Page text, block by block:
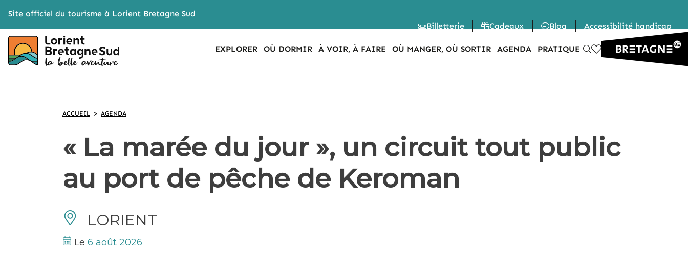
Site officiel du tourisme à Lorient Bretagne Sud
Billetterie
Cadeaux Blog Accessibilité handicap
EXPLORER OÙ DORMIR À VOIR, À FAIRE OÙ MANGER, OÙ SORTIR AGENDA PRATIQUE
ACCUEIL > AGENDA
« La marée du jour », un circuit tout public
au port de pêche de Keroman
LORIENT
Le 6 août 2026